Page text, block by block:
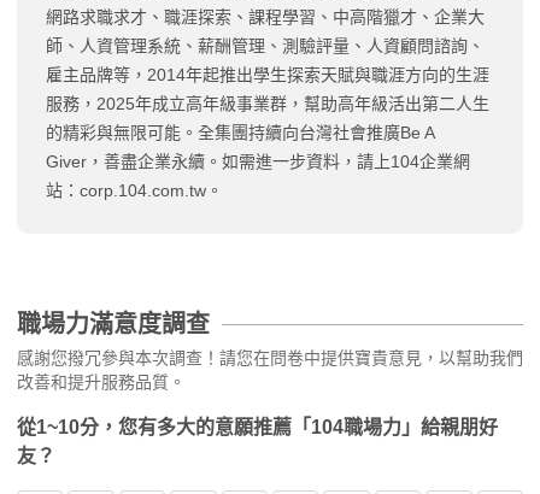
網路求職求才、職涯探索、課程學習、中高階獵才、企業大
師、人資管理系統、薪酬管理、測驗評量、人資顧問諮詢、
雇主品牌等，2014年起推出學生探索天賦與職涯方向的生涯
服務，2025年成立高年級事業群，幫助高年級活出第二人生
的精彩與無限可能。全集團持續向台灣社會推廣Be A
Giver，善盡企業永續。如需進一步資料，請上104企業網
站：corp.104.com.tw。
職場力滿意度調查
感謝您撥冗參與本次調查！請您在問卷中提供寶貴意見，以幫助我們
改善和提升服務品質。
從1~10分，您有多大的意願推薦「104職場力」給親朋好
友？